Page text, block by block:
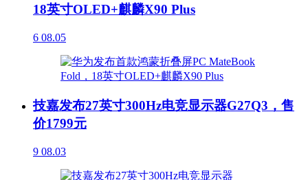
18英寸OLED+麒麟X90 Plus
6 08.05
技嘉发布27英寸300Hz电竞显示器G27Q3，售
价1799元
9 08.03